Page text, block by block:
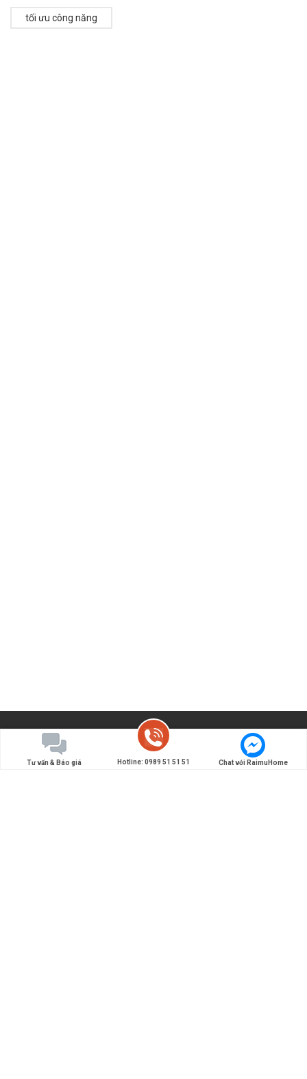
tối ưu công năng
Tư vấn & Báo giá Hotline: 0989 51 51 51 Chat với RaimuHome